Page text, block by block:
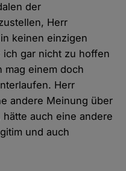
der
Herr
keinen einzigen
ich gar nicht zu hoffen
mag einem doch
Herr
andere Meinung über
auch eine andere
und auch